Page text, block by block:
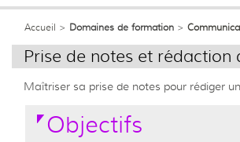
Accueil > Domaines de formation >
Prise de notes et
Maîtriser sa prise de notes pour rédiger
Objectifs